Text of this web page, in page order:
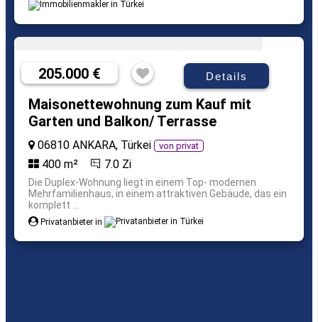
205.000 € Details
Maisonettewohnung zum Kauf mit
Garten und Balkon/ Terrasse
06810 ANKARA, Türkei von privat
400 m² 7.0 Zi
Die Duplex-Wohnung liegt in einem Top- modernen
Mehrfamilienhaus, in einem attraktiven Gebäude, das ein
komplett ...
Privatanbieter in